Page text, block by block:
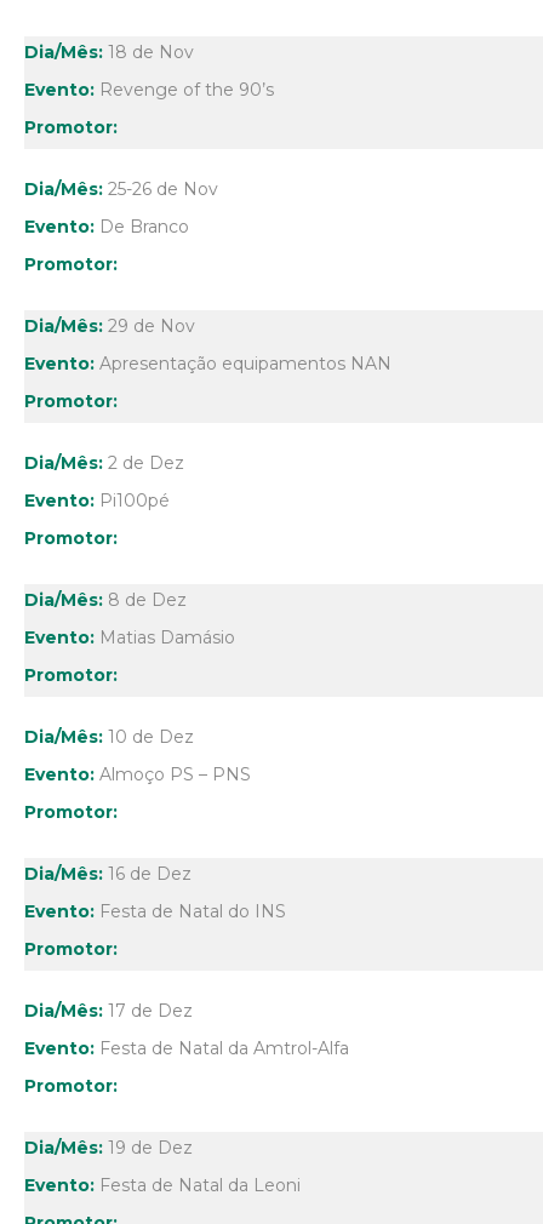
18 de Nov
Revenge of the 90’s
25-26 de Nov
De Branco
29 de Nov
Apresentação equipamentos NAN
2 de Dez
Pi100pé
8 de Dez
Matias Damásio
10 de Dez
Almoço PS – PNS
16 de Dez
Festa de Natal do INS
17 de Dez
Festa de Natal da Amtrol-Alfa
19 de Dez
Festa de Natal da Leoni